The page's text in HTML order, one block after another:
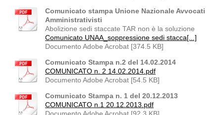
Comunicato stampa Unione Nazionale Avvocati
Amministrativisti
Abolizione sedi staccate TAR non è la soluzione
Comunicato UNAA_soppressione sedi stacca[...]
Documento Adobe Acrobat [374.5 KB]
Comunicato Stampa n.2 del 14.02.2014
COMUNICATO n. 2 14.02.2014.pdf
Documento Adobe Acrobat [54.5 KB]
Comunicato Stampa n. 1 del 20.12.2013
COMUNICATO n.1 20.12.2013.pdf
Documento Adobe Acrobat [92.3 KB]